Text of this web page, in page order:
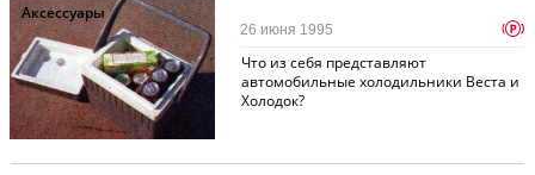
Аксессуары
Что из себя представляют
автомобильные холодильники Веста и
Холодок?
26 июня 1995 p